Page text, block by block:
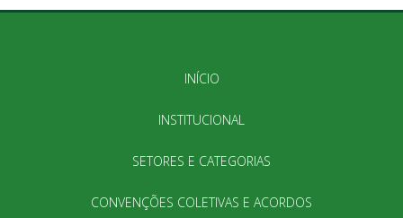
INÍCIO
INSTITUCIONAL
SETORES E CATEGORIAS
CONVENÇÕES COLETIVAS E ACORDOS